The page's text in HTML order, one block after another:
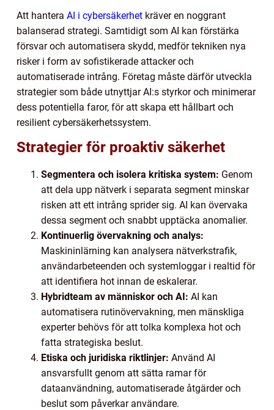
Att hantera AI i cybersäkerhet kräver en noggrant
balanserad strategi. Samtidigt som AI kan förstärka
försvar och automatisera skydd, medför tekniken nya
risker i form av sofistikerade attacker och
automatiserade intrång. Företag måste därför utveckla
strategier som både utnyttjar AI:s styrkor och minimerar
dess potentiella faror, för att skapa ett hållbart och
resilient cybersäkerhetssystem.
Strategier för proaktiv säkerhet
Segmentera och isolera kritiska system: Genom
att dela upp nätverk i separata segment minskar
risken att ett intrång sprider sig. AI kan övervaka
dessa segment och snabbt upptäcka anomalier.
Kontinuerlig övervakning och analys:
Maskininlärning kan analysera nätverkstrafik,
användarbeteenden och systemloggar i realtid för
att identifiera hot innan de eskalerar.
Hybridteam av människor och AI: AI kan
automatisera rutinövervakning, men mänskliga
experter behövs för att tolka komplexa hot och
fatta strategiska beslut.
Etiska och juridiska riktlinjer: Använd AI
ansvarsfullt genom att sätta ramar för
dataanvändning, automatiserade åtgärder och
beslut som påverkar användare.